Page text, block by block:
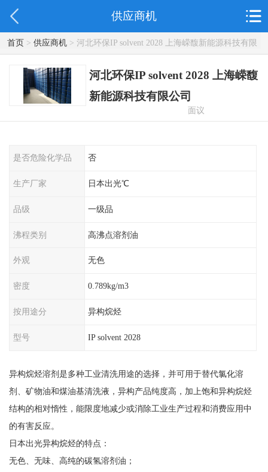
供应商机
首页> 供应商机> 河北环保IP solvent 2028 上海嵘馥新能源科技有限
公司
河北环保IP solvent 2028 上海嵘馥
新能源科技有限公司
面议
是否危险化学品 否
生产厂家 日本出光℃
品级 一级品
沸程类别 高沸点溶剂油
外观 无色
密度 0.789kg/m3
按用途分 异构烷烃
型号 IP solvent 2028
异构烷烃溶剂是多种工业清洗用途的选择，并可用于替代氯化溶
剂、矿物油和煤油基清洗液，异构产品纯度高，加上饱和异构烷烃
结构的相对惰性，能限度地减少或消除工业生产过程和消费应用中
的有害反应。
日本出光异构烷烃的特点：
无色、无味、高纯的碳氢溶剂油；